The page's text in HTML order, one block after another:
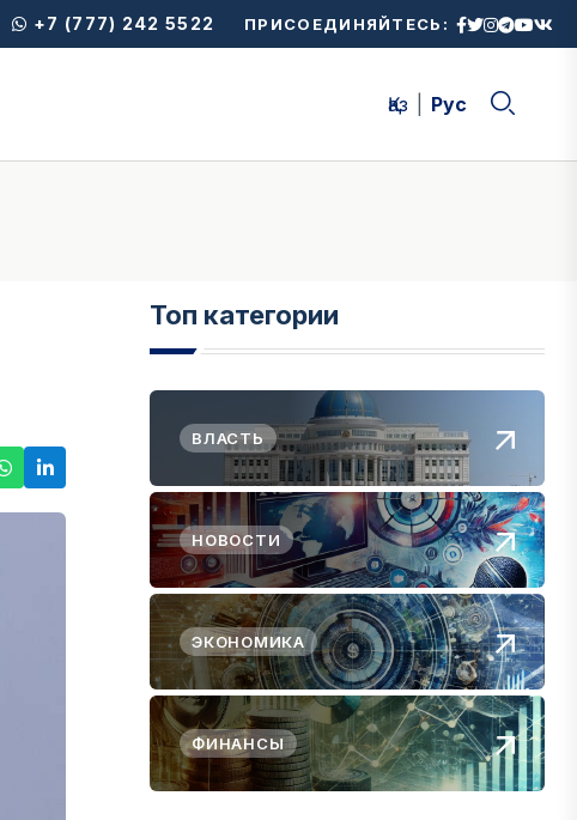
+7 (777) 242 5522 ПРИСОЕДИНЯЙТЕСЬ:
Қаз Рус
Топ категории
ВЛАСТЬ
НОВОСТИ
ЭКОНОМИКА
ФИНАНСЫ